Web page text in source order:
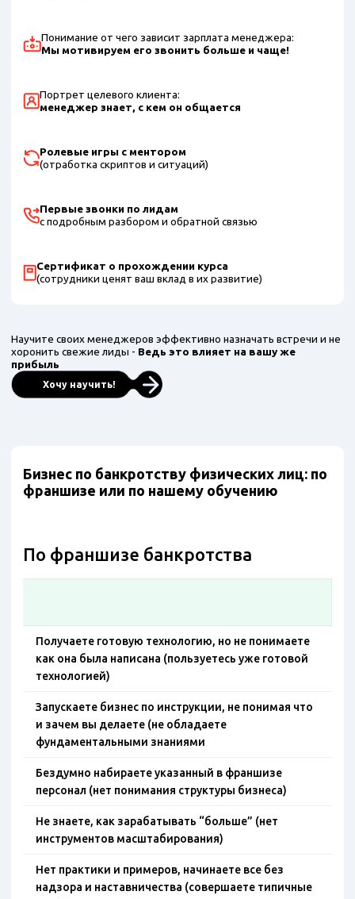
Понимание от чего зависит зарплата менеджера:
Мы мотивируем его звонить больше и чаще!
Портрет целевого клиента:
менеджер знает, с кем он общается
Ролевые игры с ментором
(отработка скриптов и ситуаций)
Первые звонки по лидам
с подробным разбором и обратной связью
Сертификат о прохождении курса
(сотрудники ценят ваш вклад в их развитие)
Научите своих менеджеров эффективно назначать встречи и не
хоронить свежие лиды - Ведь это влияет на вашу же
прибыль
Хочу научить!
Бизнес по банкротству физических лиц: по
франшизе или по нашему обучению
По франшизе банкротства
Получаете готовую технологию, но не понимаете
как она была написана (пользуетесь уже готовой
технологией)
Запускаете бизнес по инструкции, не понимая что
и зачем вы делаете (не обладаете
фундаментальными знаниями
Бездумно набираете указанный в франшизе
персонал (нет понимания структуры бизнеса)
Не знаете, как зарабатывать “больше” (нет
инструментов масштабирования)
Нет практики и примеров, начинаете все без
надзора и наставничества (совершаете типичные